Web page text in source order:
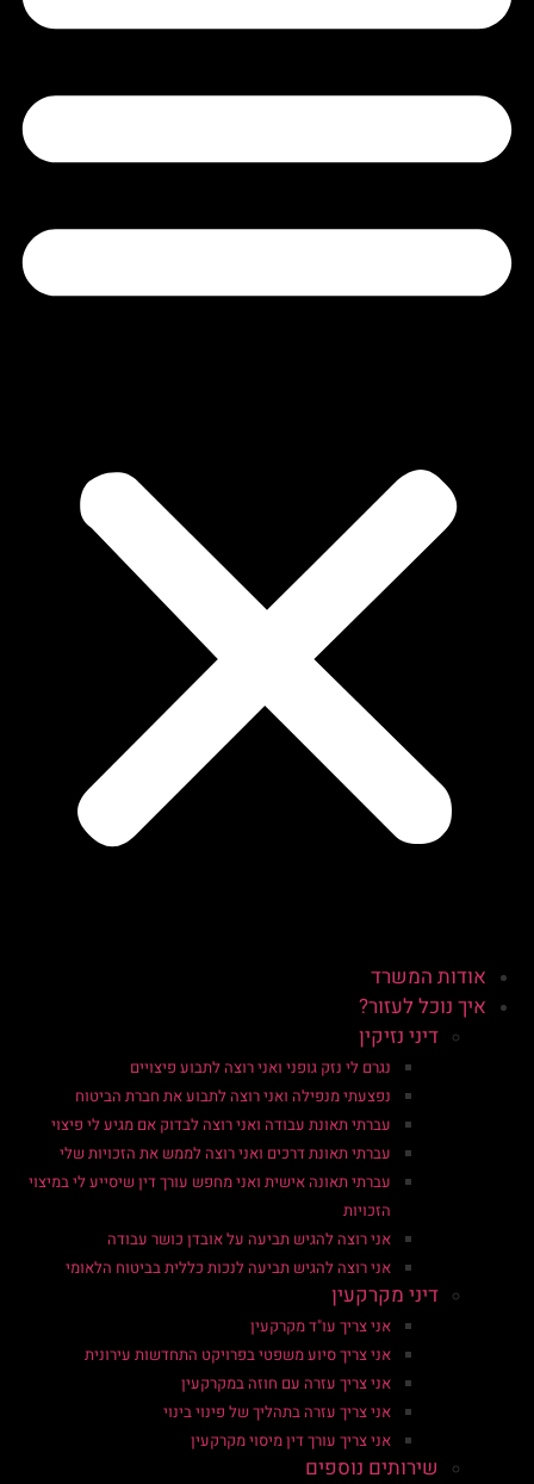
אודות המשרד
איך נוכל לעזור?
דיני נזיקין
נגרם לי נזק גופני ואני רוצה לתבוע פיצויים
נפצעתי מנפילה ואני רוצה לתבוע את חברת הביטוח
עברתי תאונת עבודה ואני רוצה לבדוק אם מגיע לי פיצוי
עברתי תאונת דרכים ואני רוצה לממש את הזכויות שלי
עברתי תאונה אישית ואני מחפש עורך דין שיסייע לי במיצוי
הזכויות
אני רוצה להגיש תביעה על אובדן כושר עבודה
אני רוצה להגיש תביעה לנכות כללית בביטוח הלאומי
דיני מקרקעין
אני צריך עו"ד מקרקעין
אני צריך סיוע משפטי בפרויקט התחדשות עירונית
אני צריך עזרה עם חוזה במקרקעין
אני צריך עזרה בתהליך של פינוי בינוי
אני צריך עורך דין מיסוי מקרקעין
שירותים נוספים